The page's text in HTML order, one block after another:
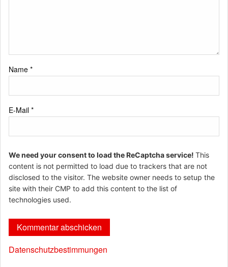
Name *
E-Mail *
We need your consent to load the ReCaptcha service! This
content is not permitted to load due to trackers that are not
disclosed to the visitor. The website owner needs to setup the
site with their CMP to add this content to the list of
technologies used.
Datenschutzbestimmungen